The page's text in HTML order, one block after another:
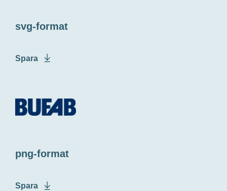
svg-format
Spara
png-format
Spara